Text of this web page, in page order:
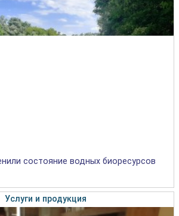
состояние водных биоресурсов
Услуги и продукция